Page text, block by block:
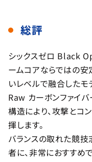
総評
シックスゼロ Black
ームコアならではの
いレベルで融合したモ
Raw カーボンファイ
構造により、攻撃とコ
揮します。
バランスの取れた競
者に、非常におすすめ